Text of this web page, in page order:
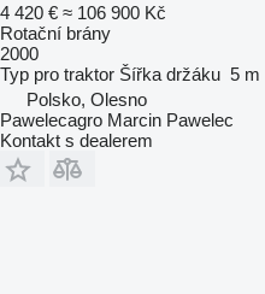
4 420 € ≈ 106 900 Kč
Rotační brány
2000
Typ pro traktor Šířka držáku 5 m
Polsko, Olesno
Pawelecagro Marcin Pawelec
Kontakt s dealerem